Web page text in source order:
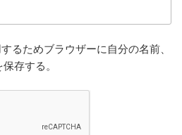
るためブラウザーに自分の名前、
存する。